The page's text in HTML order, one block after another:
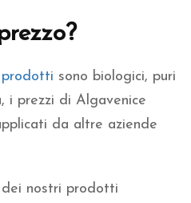
sono biologici, puri
i prezzi di Algavenice
da altre aziende
dei nostri prodotti